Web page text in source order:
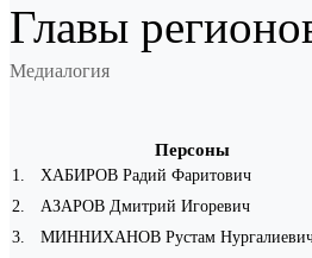
Главы
Медиалогия
Персоны
1. ХАБИРОВ Радий Фаритович
2. АЗАРОВ Дмитрий Игоревич
3. МИННИХАНОВ Рустам